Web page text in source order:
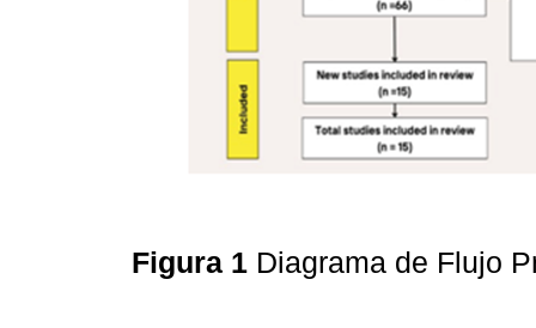
Figura 1 Diagrama de Flujo